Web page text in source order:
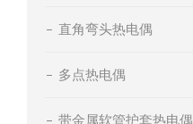
直角弯头热电偶
多点热电偶
带金属软管护套热电偶